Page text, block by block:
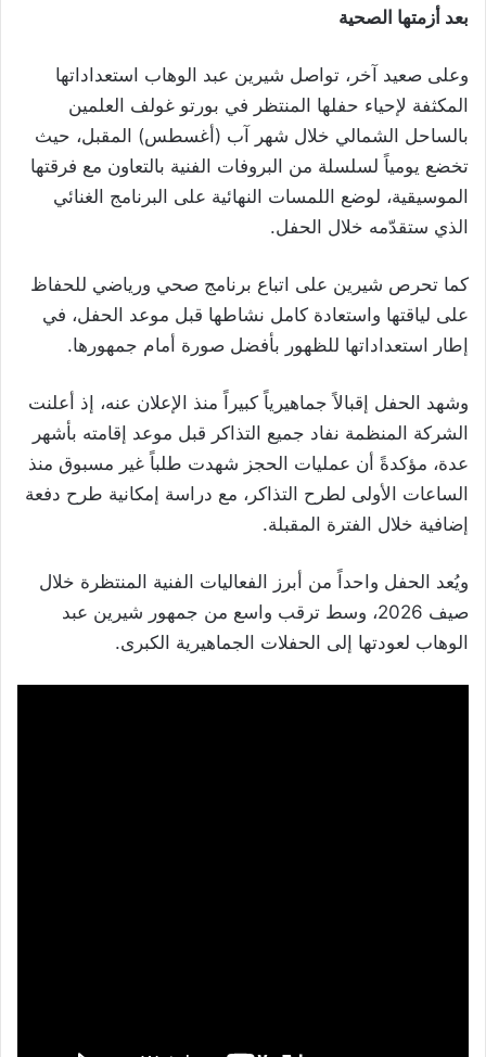
بعد أزمتها الصحية
وعلى صعيد آخر، تواصل شيرين عبد الوهاب استعداداتها
المكثفة لإحياء حفلها المنتظر في بورتو غولف العلمين
بالساحل الشمالي خلال شهر آب (أغسطس) المقبل، حيث
تخضع يومياً لسلسلة من البروفات الفنية بالتعاون مع فرقتها
الموسيقية، لوضع اللمسات النهائية على البرنامج الغنائي
الذي ستقدّمه خلال الحفل.
كما تحرص شيرين على اتباع برنامج صحي ورياضي للحفاظ
على لياقتها واستعادة كامل نشاطها قبل موعد الحفل، في
إطار استعداداتها للظهور بأفضل صورة أمام جمهورها.
وشهد الحفل إقبالاً جماهيرياً كبيراً منذ الإعلان عنه، إذ أعلنت
الشركة المنظمة نفاد جميع التذاكر قبل موعد إقامته بأشهر
عدة، مؤكدةً أن عمليات الحجز شهدت طلباً غير مسبوق منذ
الساعات الأولى لطرح التذاكر، مع دراسة إمكانية طرح دفعة
إضافية خلال الفترة المقبلة.
ويُعد الحفل واحداً من أبرز الفعاليات الفنية المنتظرة خلال
صيف 2026، وسط ترقب واسع من جمهور شيرين عبد
الوهاب لعودتها إلى الحفلات الجماهيرية الكبرى.